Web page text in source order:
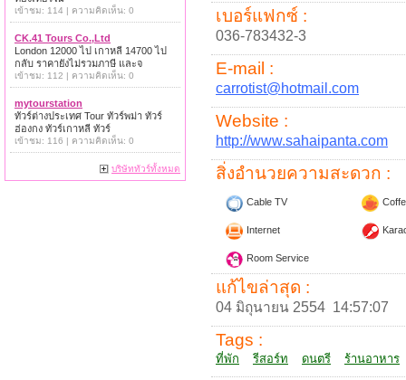
เบอร์แฟกซ์ :
036-783432-3
E-mail :
carrotist@hotmail.com
Website :
http://www.sahaipanta.com
สิ่งอำนวยความสะดวก :
Cable TV
Internet
Room Service
แก้ไขล่าสุด :
04 มิถุนายน 2554 14:57:07
Tags :
ที่พัก รีสอร์ท ดนตรี ร้านอาหาร
เข้าชม: 114 | ความคิดเห็น: 0
CK.41 Tours Co.,Ltd
London 12000 ไป เกาหลี 14700 ไป
กลับ ราคายังไม่รวมภาษี และจ
เข้าชม: 112 | ความคิดเห็น: 0
mytourstation
ทัวร์ต่างประเทศ Tour ทัวร์พม่า ทัวร์
ฮ่องกง ทัวร์เกาหลี ทัวร์
เข้าชม: 116 | ความคิดเห็น: 0
บริษัททัวร์ทั้งหมด